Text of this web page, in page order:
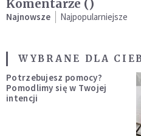
Komentarze ()
Najnowsze Najpopularniejsze
WYBRANE DLA
Potrzebujesz pomocy?
Pomodlimy się w Twojej
intencji